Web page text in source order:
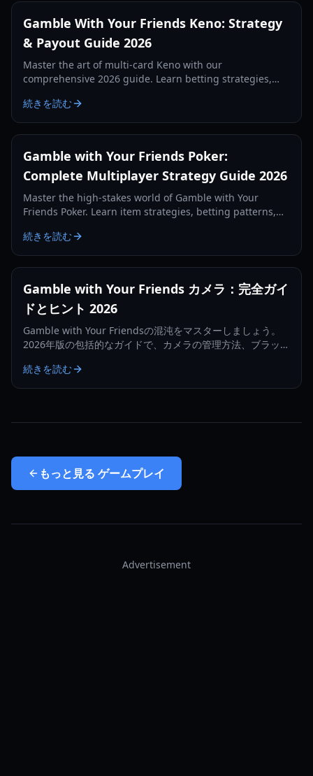
Gamble With Your Friends Keno: Strategy
& Payout Guide 2026
Master the art of multi-card Keno with our
comprehensive 2026 guide. Learn betting strategies,
friends.
続きを読む
Gamble with Your Friends Poker:
Complete Multiplayer Strategy Guide 2026
Master the high-stakes world of Gamble with Your
Friends Poker. Learn item strategies, betting patterns,
続きを読む
Gamble with Your Friends カメラ：完全ガイ
ドとヒント 2026
Gamble with Your Friendsの混沌をマスターしましょう。
2026年版の包括的なガイドで、カメラの管理方法、ブラック
う。
続きを読む
もっと見る ゲームプレイ
Advertisement